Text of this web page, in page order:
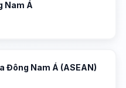
Nam Á
Đông Nam Á (ASEAN)